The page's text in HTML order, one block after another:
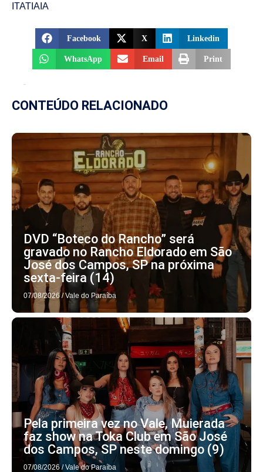
ITATIAIA
Facebook X Linkedin
WhatsApp Email Print
CONTEÚDO RELACIONADO
DVD “Boteco do Rancho” será
gravado no Rancho Eldorado em São
José dos Campos, SP na próxima
sexta-feira (14)
07/08/2026 / Vale do Paraíba
Pela primeira vez no Vale, Muierada
faz show na Toka Club em São José
dos Campos, SP neste domingo (9)
07/08/2026 / Vale do Paraíba